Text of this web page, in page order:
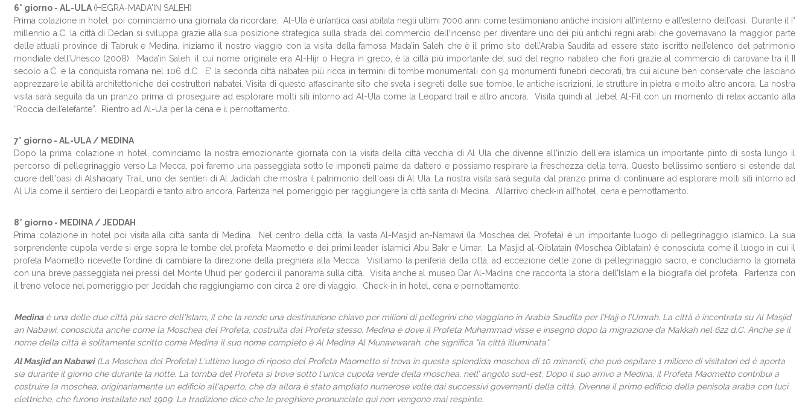
6° giorno - AL-ULA(HEGRA-MADA'IN SALEH)
Prima colazione in hotel, poi cominciamo una giornata da ricordare. Al-Ula è un’antica oasi abitata negli ultimi 7000 anni come testimoniano antiche incisioni all’interno e all’esterno dell’oasi. Durante il I°
millennio a.C. la città di Dedan si sviluppa grazie alla sua posizione strategica sulla strada del commercio dell’incenso per diventare uno dei più antichi regni arabi che governavano la maggior parte
delle attuali province di Tabruk e Medina. iniziamo il nostro viaggio con la visita della famosa Mada’in Saleh che è il primo sito dell’Arabia Saudita ad essere stato iscritto nell’elenco del patrimonio
mondiale dell’Unesco (2008). Mada’in Saleh, il cui nome originale era Al-Hijr o Hegra in greco, è la città più importante del sud del regno nabateo che fiorì grazie al commercio di carovane tra il II
secolo a.C. e la conquista romana nel 106 d.C. E’ la seconda città nabatea più ricca in termini di tombe monumentali con 94 monumenti funebri decorati, tra cui alcune ben conservate che lasciano
apprezzare le abilità architettoniche dei costruttori nabatei. Visita di questo affascinante sito che svela i segreti delle sue tombe, le antiche iscrizioni, le strutture in pietra e molto altro ancora. La nostra
visita sarà seguita da un pranzo prima di proseguire ad esplorare molti siti intorno ad Al-Ula come la Leopard trail e altro ancora. Visita quindi al Jebel Al-Fil con un momento di relax accanto alla
“Roccia dell’elefante”.
Rientro ad Al-Ula per la cena e il pernottamento.
7° giorno - AL-ULA / MEDINA
Dopo la prima colazione in hotel, cominciamo la nostra emozionante giornata con la visita della città vecchia di Al Ula che divenne all'inizio dell'era islamica un importante pinto di sosta lungo il
percorso di pellegrinaggio verso La Mecca, poi faremo una passeggiata sotto le imponeti palme da dattero e possiamo respirare la freschezza della terra. Questo bellissimo sentiero si estende dal
cuore dell'oasi di Alshaqary Trail, uno dei sentieri di Al Jadidah che mostra il patrimonio dell'oasi di Al Ula. La nostra visita sarà seguita dal pranzo prima di continuare ad esplorare molti siti intorno ad
Al Ula come il sentiero dei Leopardi e tanto altro ancora, Partenza nel pomeriggio per raggiungere la città santa di Medina. All’arrivo check-in all’hotel, cena e pernottamento.
8° giorno - MEDINA / JEDDAH
Prima colazione in hotel poi visita alla città santa di Medina. Nel centro della città, la vasta Al-Masjid an-Namawi (la Moschea del Profeta) è un importante luogo di pellegrinaggio islamico. La sua
sorprendente cupola verde si erge sopra le tombe del profeta Maometto e dei primi leader islamici Abu Bakr e Umar. La Masjid al-Qiblatain (Moschea Qiblatain) è conosciuta come il luogo in cui il
profeta Maometto ricevette l’ordine di cambiare la direzione della preghiera alla Mecca. Visitiamo la periferia della città, ad eccezione delle zone di pellegrinaggio sacro, e concludiamo la giornata
con una breve passeggiata nei pressi del Monte Uhud per goderci il panorama sulla città. Visita anche al museo Dar Al-Madina che racconta la storia dell’Islam e la biografia del profeta. Partenza con
il treno veloce nel pomeriggio per Jeddah che raggiungiamo con circa 2 ore di viaggio. Check-in in hotel, cena e pernottamento.
Medinaè una delle due città più sacre dell'Islam, il che la rende una destinazione chiave per milioni di pellegrini che viaggiano in Arabia Saudita per l’Hajj o l’Umrah. La città è incentrata su Al Masjid
an Nabawi, conosciuta anche come la Moschea del Profeta, costruita dal Profeta stesso. Medina è dove il Profeta Muhammad visse e insegnò dopo la migrazione da Makkah nel 622 d.C. Anche se il
nome della città è solitamente scritto come Medina il suo nome completo è Al Medina Al Munawwarah, che significa "la città illuminata".
Al Masjid an Nabawi(La Moschea del Profeta) L'ultimo luogo di riposo del Profeta Maometto si trova in questa splendida moschea di 10 minareti, che può ospitare 1 milione di visitatori ed è aperta
sia durante il giorno che durante la notte. La tomba del Profeta si trova sotto l'unica cupola verde della moschea, nell’ angolo sud-est. Dopo il suo arrivo a Medina, il Profeta Maometto contribuì a
costruire la moschea, originariamente un edificio all'aperto, che da allora è stato ampliato numerose volte dai successivi governanti della città. Divenne il primo edificio della penisola araba con luci
elettriche, che furono installate nel 1909. La tradizione dice che le preghiere pronunciate qui non vengono mai respinte.